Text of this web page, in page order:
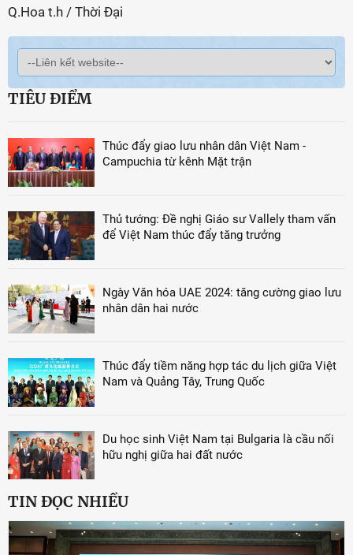
Q.Hoa t.h / Thời Đại
TIÊU ĐIỂM
Thúc đẩy giao lưu nhân dân Việt Nam -
Campuchia từ kênh Mặt trận
Thủ tướng: Đề nghị Giáo sư Vallely tham vấn
để Việt Nam thúc đẩy tăng trưởng
Ngày Văn hóa UAE 2024: tăng cường giao lưu
nhân dân hai nước
Thúc đẩy tiềm năng hợp tác du lịch giữa Việt
Nam và Quảng Tây, Trung Quốc
Du học sinh Việt Nam tại Bulgaria là cầu nối
hữu nghị giữa hai đất nước
TIN ĐỌC NHIỀU